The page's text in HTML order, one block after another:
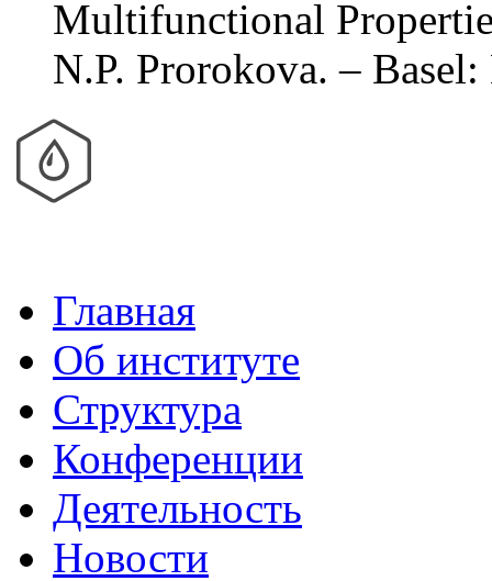
Multifunctional
N.P. Prorokova. –
Главная
Об институте
Структура
Конференции
Деятельность
Новости